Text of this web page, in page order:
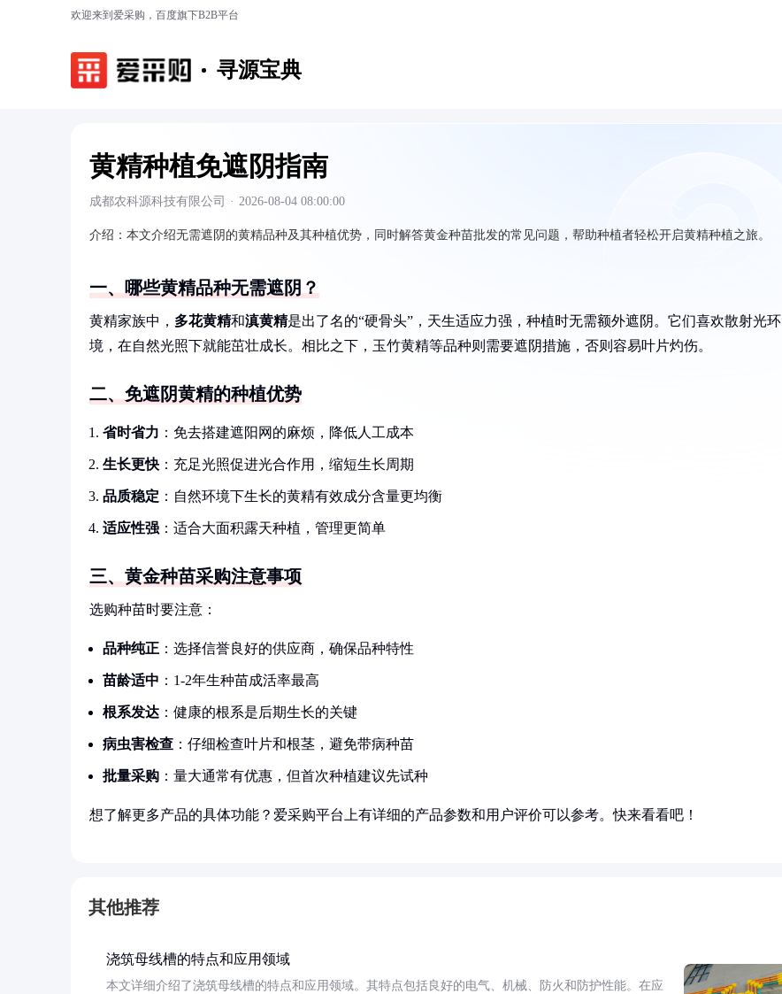
欢迎来到爱采购，百度旗下B2B平台
寻源宝典
黄精种植免遮阴指南
成都农科源科技有限公司 · 2026-08-04 08:00:00
介绍： 本文介绍无需遮阴的黄精品种及其种植优势，同时解答黄金种苗批发的常见问题，帮助种植者轻松开启黄精种植之旅。
一、哪些黄精品种无需遮阴？
黄精家族中， 多花黄精和滇黄精是出了名的“硬骨头”，天生适应力强，种植时无需额外遮阴。它们喜欢散射光环
境，在自然光照下就能茁壮成长。相比之下，玉竹黄精等品种则需要遮阴措施，否则容易叶片灼伤。
二、免遮阴黄精的种植优势
省时省力 ：免去搭建遮阳网的麻烦，降低人工成本
生长更快 ：充足光照促进光合作用，缩短生长周期
品质稳定 ：自然环境下生长的黄精有效成分含量更均衡
适应性强 ：适合大面积露天种植，管理更简单
三、黄金种苗采购注意事项
选购种苗时要注意：
品种纯正 ：选择信誉良好的供应商，确保品种特性
苗龄适中 ：1-2年生种苗成活率最高
根系发达 ：健康的根系是后期生长的关键
病虫害检查 ：仔细检查叶片和根茎，避免带病种苗
批量采购 ：量大通常有优惠，但首次种植建议先试种
想了解更多产品的具体功能？爱采购平台上有详细的产品参数和用户评价可以参考。快来看看吧！
其他推荐
浇筑母线槽的特点和应用领域
本文详细介绍了浇筑母线槽的特点和应用领域。其特点包括良好的电气、机械、防火和防护性能。在应